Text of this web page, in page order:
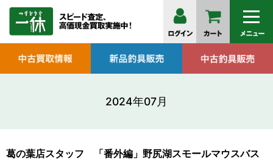
2024年07月
葛の葉店スタッフ 「番外編」野尻湖スモールマウスバス